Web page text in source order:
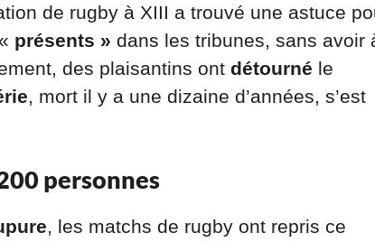
de rugby à XIII a trouvé une astuce
présents » dans les tribunes, sans avoir
des plaisantins ont détourné le
, mort il y a une dizaine d’années, s’est
personnes
, les matchs de rugby ont repris ce